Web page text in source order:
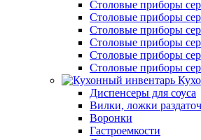
Столовые приборы
Столовые приборы
Столовые приборы
Столовые приборы
Столовые приборы
Столовые приборы
Диспенсеры для соуса
Вилки, ложки
Воронки
Гастроемкости